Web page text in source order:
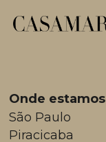
Onde estamos
São Paulo
Piracicaba